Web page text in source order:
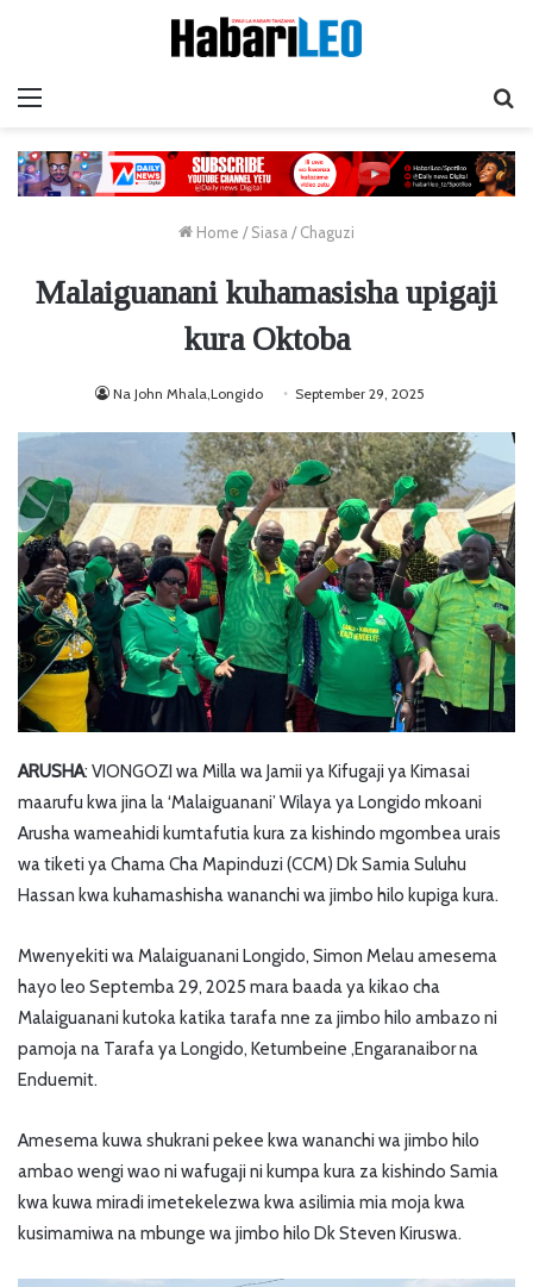
Home / Siasa/ Chaguzi
Malaiguanani kuhamasisha upigaji
kura Oktoba
Na John Mhala,Longido September 29, 2025
ARUSHA: VIONGOZI wa Milla wa Jamii ya Kifugaji ya Kimasai
maarufu kwa jina la ‘Malaiguanani’ Wilaya ya Longido mkoani
Arusha wameahidi kumtafutia kura za kishindo mgombea urais
wa tiketi ya Chama Cha Mapinduzi (CCM) Dk Samia Suluhu
Hassan kwa kuhamashisha wananchi wa jimbo hilo kupiga kura.
Mwenyekiti wa Malaiguanani Longido, Simon Melau amesema
hayo leo Septemba 29, 2025 mara baada ya kikao cha
Malaiguanani kutoka katika tarafa nne za jimbo hilo ambazo ni
pamoja na Tarafa ya Longido, Ketumbeine ,Engaranaibor na
Enduemit.
Amesema kuwa shukrani pekee kwa wananchi wa jimbo hilo
ambao wengi wao ni wafugaji ni kumpa kura za kishindo Samia
kwa kuwa miradi imetekelezwa kwa asilimia mia moja kwa
kusimamiwa na mbunge wa jimbo hilo Dk Steven Kiruswa.